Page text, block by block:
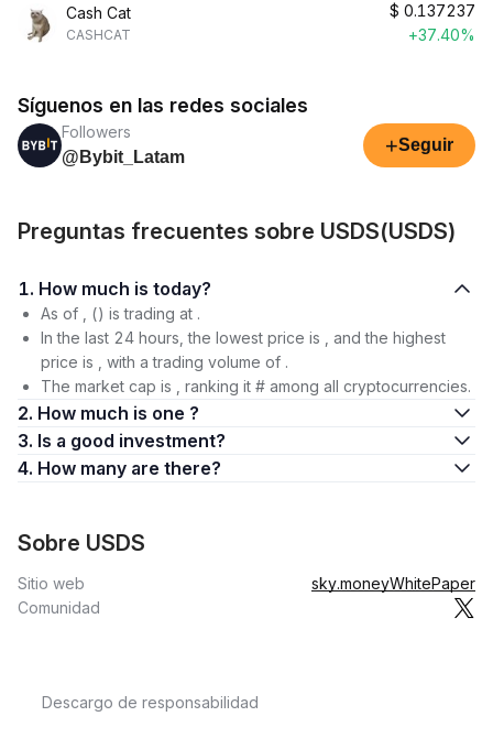
Cash Cat
CASHCAT
$ 0.137237
+37.40%
Síguenos en las redes sociales
Followers
@Bybit_Latam
+Seguir
Preguntas frecuentes sobre USDS(USDS)
1. How much is today?
As of , () is trading at .
In the last 24 hours, the lowest price is , and the highest
price is , with a trading volume of .
The market cap is , ranking it # among all cryptocurrencies.
2. How much is one ?
3. Is a good investment?
4. How many are there?
Sobre USDS
Sitio web sky.moneyWhitePaper
Comunidad
Descargo de responsabilidad